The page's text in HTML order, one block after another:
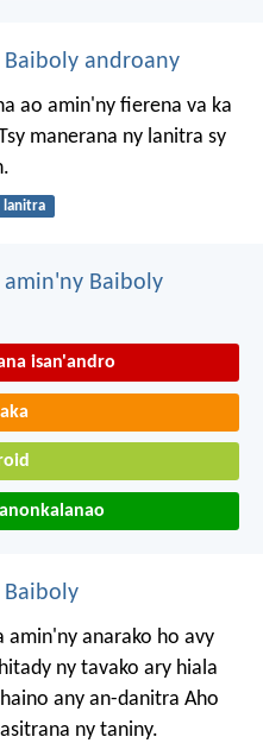
androany
ao amin'ny fierena va ka
manerana ny lanitra sy
lanitra
Baiboly
isan'andro
amin'ny anarako ho avy
ny tavako ary hiala
any an-danitra Aho
ny taniny.